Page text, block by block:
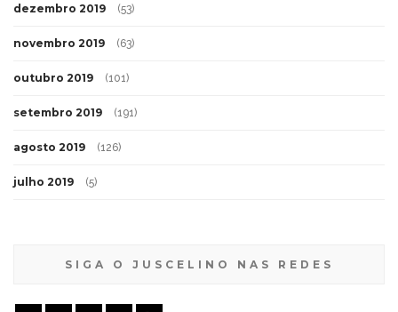
dezembro 2019 (53)
novembro 2019 (63)
outubro 2019 (101)
setembro 2019 (191)
agosto 2019 (126)
julho 2019 (5)
SIGA O JUSCELINO NAS REDES